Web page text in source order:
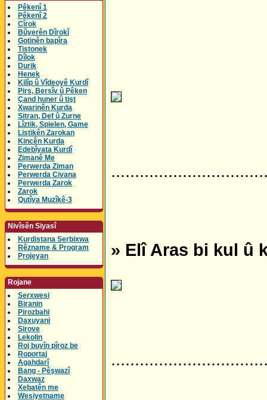
Pêkenî 1
Pêkenî 2
Cîrok
Bûyerên Dîrokî
Gotinên bapîra
Tistonek
Dîlok
Durik
Henek
Kilîp û Vîdeoyê Kurdî
Pirs, Bersîv û Pêken
Çand huner û tişt
Xwarinên Kurda
Sitran, Def û Zurne
Lîztik, Spielen, Game
Listikên Zarokan
Kincên Kurda
Edebîyata Kurdî
Zimanê Me
Perwerda Ziman
Perwerda Civana
Perwerda Zarok
Zarok
Qutîya Muzîkê-3
Nivîsên Siyasî
Kurdistana Serbixwa
Rêzname & Program
Projeyan
Rojane
Serxwesi
Biranin
Pirozbahi
Daxuyani
Sirove
Lekolin
Roj buyîn pîroz be
Roportaj
Agahdarî
Bang - Pêşwazî
Daxwaz
Xebatên me
Wesiyetname
» Elî Aras bi kul û